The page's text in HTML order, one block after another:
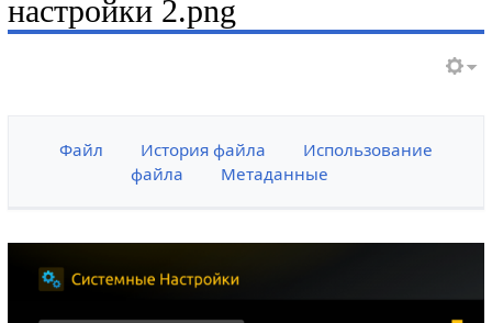
настройки 2.png
Файл История файла
Использование
файла
Метаданные